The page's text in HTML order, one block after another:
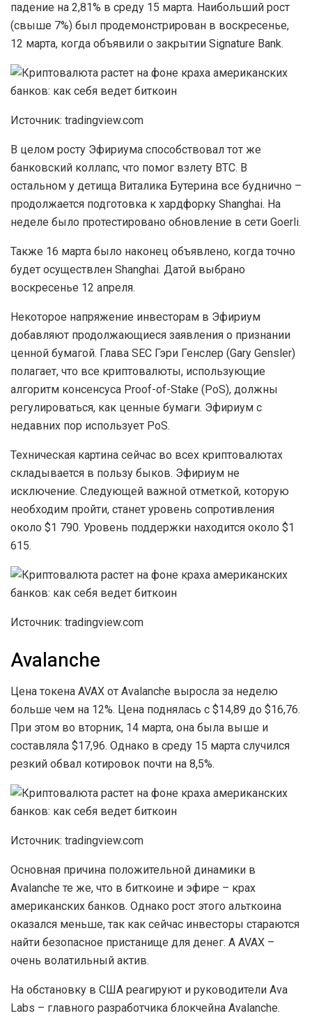
падение на 2,81% в среду 15 марта. Наибольший рост
(свыше 7%) был продемонстрирован в воскресенье,
12 марта, когда объявили о закрытии Signature Bank.
Источник: tradingview.com
В целом росту Эфириума способствовал тот же
банковский коллапс, что помог взлету BTC. В
остальном у детища Виталика Бутерина все буднично –
продолжается подготовка к хардфорку Shanghai. На
неделе было протестировано обновление в сети Goerli.
Также 16 марта было наконец объявлено, когда точно
будет осуществлен Shanghai. Датой выбрано
воскресенье 12 апреля.
Некоторое напряжение инвесторам в Эфириум
добавляют продолжающиеся заявления о признании
ценной бумагой. Глава SEC Гэри Генслер (Gary Gensler)
полагает, что все криптовалюты, использующие
алгоритм консенсуса Proof-of-Stake (PoS), должны
регулироваться, как ценные бумаги. Эфириум с
недавних пор использует PoS.
Техническая картина сейчас во всех криптовалютах
складывается в пользу быков. Эфириум не
исключение. Следующей важной отметкой, которую
необходим пройти, станет уровень сопротивления
около $1 790. Уровень поддержки находится около $1
615.
Источник: tradingview.com
Avalanche
Цена токена AVAX от Avalanche выросла за неделю
больше чем на 12%. Цена поднялась с $14,89 до $16,76.
При этом во вторник, 14 марта, она была выше и
составляла $17,96. Однако в среду 15 марта случился
резкий обвал котировок почти на 8,5%.
Источник: tradingview.com
Основная причина положительной динамики в
Avalanche те же, что в биткоине и эфире – крах
американских банков. Однако рост этого альткоина
оказался меньше, так как сейчас инвесторы стараются
найти безопасное пристанище для денег. А AVAX –
очень волатильный актив.
На обстановку в США реагируют и руководители Ava
Labs – главного разработчика блокчейна Avalanche.